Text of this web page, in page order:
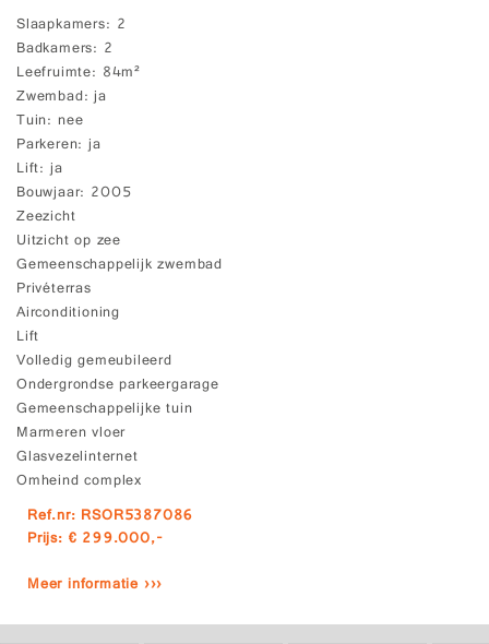
Slaapkamers 2
Badkamers 2
Leefruimte 84m²
Zwembad ja
Tuin nee
Parkeren ja
Lift ja
Bouwjaar 2005
Zeezicht
Uitzicht op zee
Gemeenschappelijk zwembad
Privéterras
Airconditioning
Lift
Volledig gemeubileerd
Ondergrondse parkeergarage
Gemeenschappelijke tuin
Marmeren vloer
Glasvezelinternet
Omheind complex
Ref.nr: RSOR5387086
Prijs: € 299.000,-
Meer informatie ›››